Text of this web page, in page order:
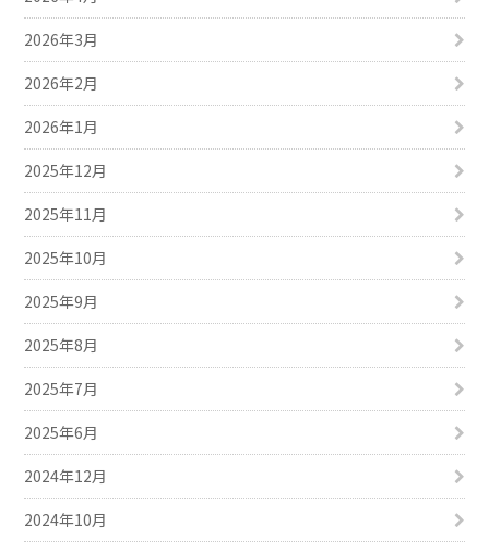
2026年3月
2026年2月
2026年1月
2025年12月
2025年11月
2025年10月
2025年9月
2025年8月
2025年7月
2025年6月
2024年12月
2024年10月